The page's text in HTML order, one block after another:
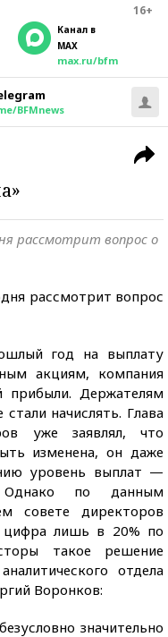
16+
Канал в
MAX
max.ru/bfm
BFMnews
рассмотрит вопрос о
рассмотрит вопрос
год на выплату
акциям, компания
прибыли. Держателям
начислять. Глава
уже заявлял, что
изменена, он даже
уровень выплат —
по данным
совете директоров
цифра лишь в 20% по
такое решение
отдела
Воронков:
значительно